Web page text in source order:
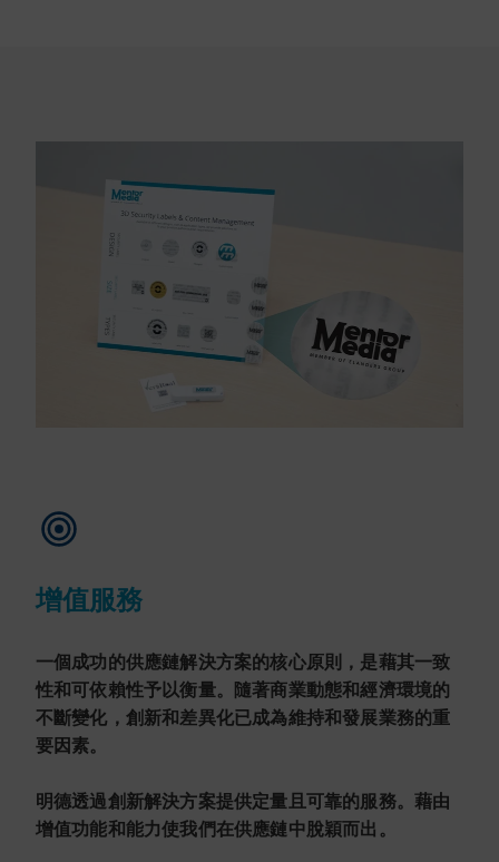
增值服務
一個成功的供應鏈解決方案的核心原則，是藉其一致
性和可依賴性予以衡量。隨著商業動態和經濟環境的
不斷變化，創新和差異化已成為維持和發展業務的重
要因素。
明德透過創新解決方案提供定量且可靠的服務。藉由
增值功能和能力使我們在供應鏈中脫穎而出。